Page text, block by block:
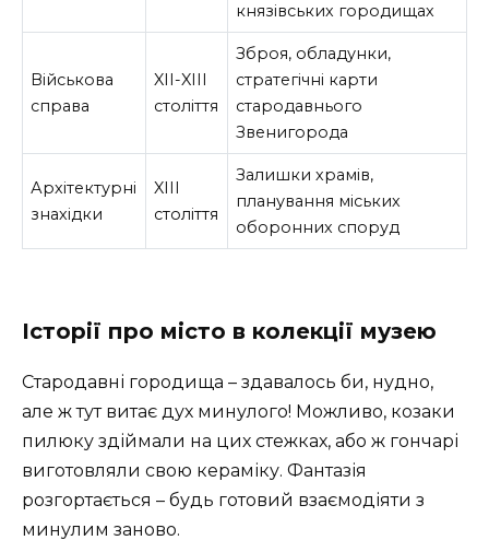
князівських городищах
Військова
справа
XII-XIII
століття
Зброя, обладунки,
стратегічні карти
стародавнього
Звенигорода
Архітектурні
знахідки
XIII
століття
Залишки храмів,
планування міських
оборонних споруд
Історії про місто в колекції музею
Стародавні городища – здавалось би, нудно,
але ж тут витає дух минулого! Можливо, козаки
пилюку здіймали на цих стежках, або ж гончарі
виготовляли свою кераміку. Фантазія
розгортається – будь готовий взаємодіяти з
минулим заново.